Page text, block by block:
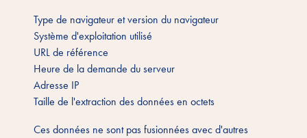
Type de navigateur et version du navigateur
Système d'exploitation utilisé
URL de référence
Heure de la demande du serveur
Adresse IP
Taille de l'extraction des données en octets
Ces données ne sont pas fusionnées avec d'autres